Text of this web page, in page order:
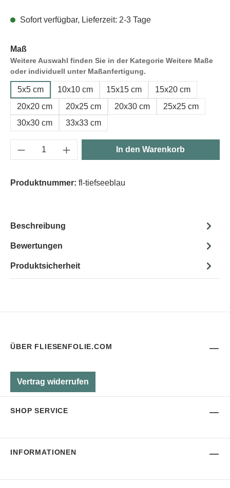
Sofort verfügbar, Lieferzeit: 2-3 Tage
Maß
Weitere Auswahl finden Sie in der Kategorie Weitere Maße
oder individuell unter Maßanfertigung.
5x5 cm 10x10 cm 15x15 cm
15x20 cm
20x20 cm
20x25 cm 20x30 cm
25x25 cm
30x30 cm
33x33 cm
Produkt Anzahl: Gib den gewünschten
In den Warenkorb
Produktnummer: fl-tiefseeblau
Beschreibung
Bewertungen
Produktsicherheit
ÜBER FLIESENFOLIE.COM
Vertrag widerrufen
SHOP SERVICE
INFORMATIONEN